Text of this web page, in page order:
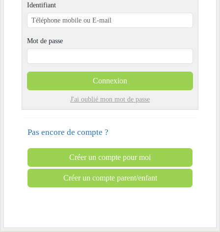
Identifiant
Mot de passe
Connexion
J'ai oublié mon mot de passe
Pas encore de compte ?
Créer un compte pour moi
Créer un compte parent/enfant